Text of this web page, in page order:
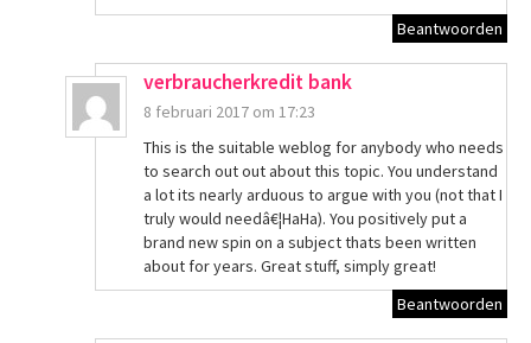
Beantwoorden
verbraucherkredit bank
8 februari 2017 om 17:23
This is the suitable weblog for anybody who needs
to search out out about this topic. You understand
a lot its nearly arduous to argue with you (not that I
truly would needâ€¦HaHa). You positively put a
brand new spin on a subject thats been written
about for years. Great stuff, simply great!
Beantwoorden